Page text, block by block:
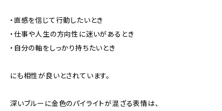
・直感を信じて行動したいとき
・仕事や人生の方向性に迷いがあるとき
・自分の軸をしっかり持ちたいとき
にも相性が良いとされています。
深いブルーに金色のパイライトが混ざる表情は、